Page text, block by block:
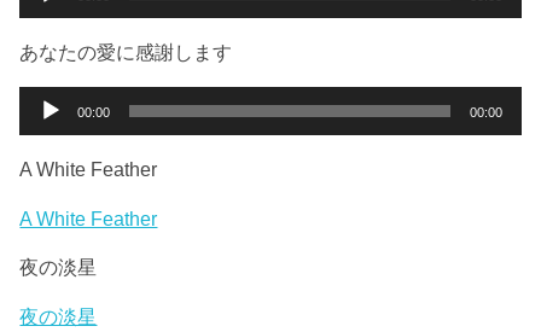
ー
プ
あなたの愛に感謝します
音
ー
00:00 00:00
A White Feather
A White Feather
夜の淡星
夜の淡星